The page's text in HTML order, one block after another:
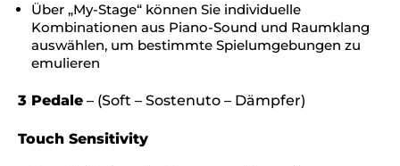
Über „My-Stage“ können Sie individuelle
Kombinationen aus Piano-Sound und Raumklang
auswählen, um bestimmte Spielumgebungen zu
emulieren
3 Pedale – (Soft – Sostenuto – Dämpfer)
Touch Sensitivity